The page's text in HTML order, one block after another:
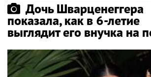
Дочь Шварценеггера
показала, как в 6-летие
выглядит его внучка на